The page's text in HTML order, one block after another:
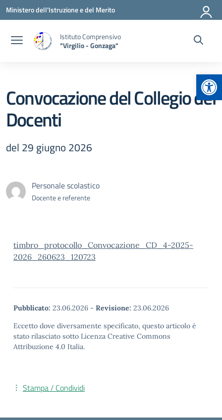
Vai ai contenuti
Vai al menu di navigazione
Vai al footer
Ministero dell'Istruzione e del Merito
Istituto Comprensivo
"Virgilio - Gonzaga"
Convocazione del Collegio dei
Docenti
del 29 giugno 2026
Personale scolastico
Docente e referente
timbro_protocollo_Convocazione_CD_4-2025-
2026_260623_120723
Pubblicato: 23.06.2026 - Revisione: 23.06.2026
Eccetto dove diversamente specificato, questo articolo è
stato rilasciato sotto Licenza Creative Commons
Attribuzione 4.0 Italia.
Stampa / Condividi